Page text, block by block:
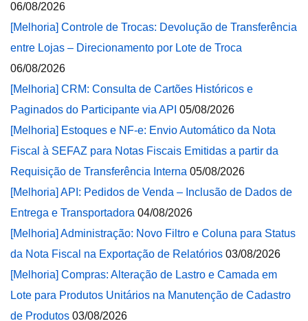
06/08/2026
[Melhoria] Controle de Trocas: Devolução de Transferência
entre Lojas – Direcionamento por Lote de Troca
06/08/2026
[Melhoria] CRM: Consulta de Cartões Históricos e
Paginados do Participante via API 05/08/2026
[Melhoria] Estoques e NF-e: Envio Automático da Nota
Fiscal à SEFAZ para Notas Fiscais Emitidas a partir da
Requisição de Transferência Interna 05/08/2026
[Melhoria] API: Pedidos de Venda – Inclusão de Dados de
Entrega e Transportadora 04/08/2026
[Melhoria] Administração: Novo Filtro e Coluna para Status
da Nota Fiscal na Exportação de Relatórios 03/08/2026
[Melhoria] Compras: Alteração de Lastro e Camada em
Lote para Produtos Unitários na Manutenção de Cadastro
de Produtos 03/08/2026